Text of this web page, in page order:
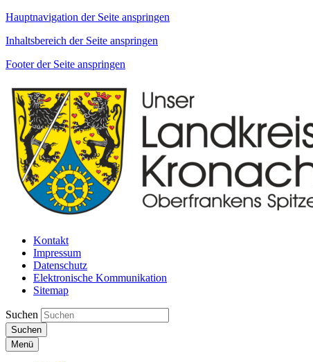
Hauptnavigation der Seite anspringen
Inhaltsbereich der Seite anspringen
Footer der Seite anspringen
Kontakt
Impressum
Datenschutz
Elektronische Kommunikation
Sitemap
Suchen
Suchen
Menü